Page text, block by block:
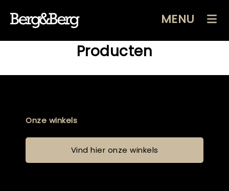
MENU
Producten
Onze winkels
Vind hier onze winkels